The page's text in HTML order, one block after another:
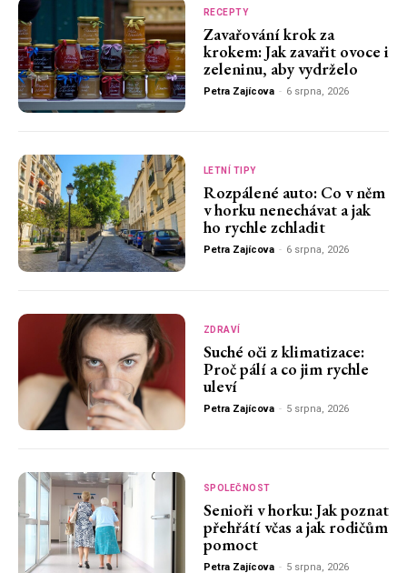
RECEPTY
Zavařování krok za
krokem: Jak zavařit ovoce i
zeleninu, aby vydrželo
Petra Zajícova - 6 srpna, 2026
LETNÍ TIPY
Rozpálené auto: Co v něm
v horku nenechávat a jak
ho rychle zchladit
Petra Zajícova - 6 srpna, 2026
ZDRAVÍ
Suché oči z klimatizace:
Proč pálí a co jim rychle
uleví
Petra Zajícova - 5 srpna, 2026
SPOLEČNOST
Senioři v horku: Jak poznat
přehřátí včas a jak rodičům
pomoct
Petra Zajícova - 5 srpna, 2026